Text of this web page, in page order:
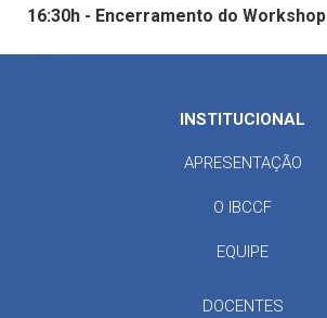
16:30h - Encerramento do Workshop
INSTITUCIONAL
APRESENTAÇÃO
O IBCCF
EQUIPE
DOCENTES